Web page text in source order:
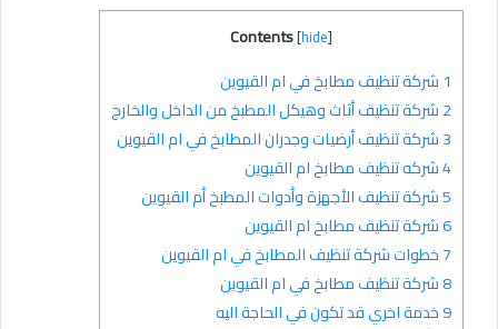
Contents[hide]
1 شركة تنظيف مطابخ في ام القيوين
2شركة تنظيف أثاث وهيكل المطبخ من الداخل والخارج
3شركة تنظيف أرضيات وجدران المطابخ في ام القيوين
4شركه تنظيف مطابخ ام القيوين
5شركة تنظيف الأجهزة وأدوات المطبخ أم القيوين
6شركة تنظيف مطابخ ام القيوين
7خطوات شركة تنظيف المطابخ في ام القيوين
8شركة تنظيف مطابخ في ام القيوين
9خدمة اخري قد تكون في الحاجة اليه